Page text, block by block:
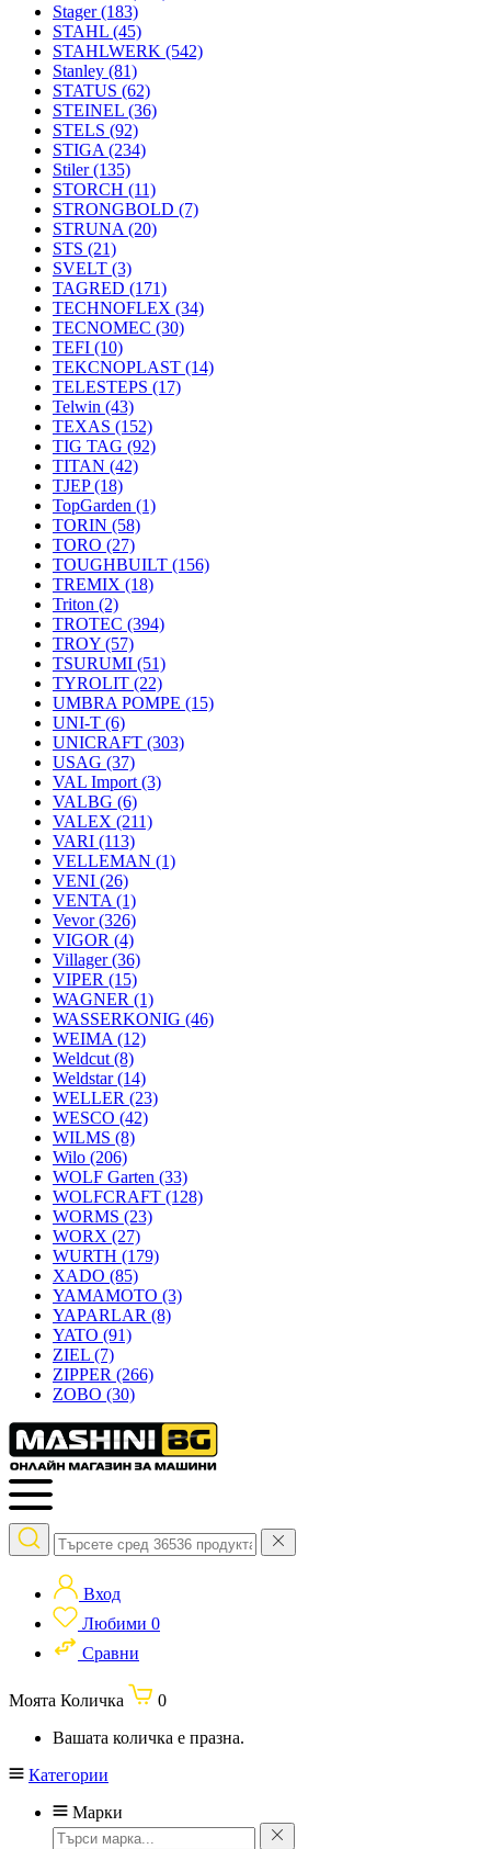
Stager(183)
STAHL (45)
STAHLWERK (542)
Stanley (81)
STATUS (62)
STEINEL (36)
STELS (92)
STIGA (234)
Stiler(135)
STORCH (11)
STRONGBOLD (7)
STRUNA (20)
STS (21)
SVELT (3)
TAGRED (171)
TECHNOFLEX (34)
TECNOMEC (30)
TEFI (10)
TEKCNOPLAST (14)
TELESTEPS (17)
Telwin (43)
TEXAS (152)
TIG TAG (92)
TITAN (42)
TJEP(18)
TopGarden (1)
TORIN (58)
TORO (27)
TOUGHBUILT (156)
TREMIX (18)
Triton (2)
TROTEC (394)
TROY (57)
TSURUMI (51)
TYROLIT (22)
UMBRA POMPE (15)
UNI-T (6)
UNICRAFT (303)
USAG (37)
VAL Import (3)
VALBG (6)
VALEX (211)
VARI (113)
VELLEMAN (1)
VENI (26)
VENTA (1)
Vevor(326)
VIGOR (4)
Villager(36)
VIPER (15)
WAGNER (1)
WASSERKONIG (46)
WEIMA (12)
Weldcut (8)
Weldstar(14)
WELLER (23)
WESCO (42)
WILMS (8)
Wilo (206)
WOLF Garten (33)
WOLFCRAFT (128)
WORMS (23)
WORX (27)
WURTH (179)
XADO (85)
YAMAMOTO (3)
YAPARLAR (8)
YATO (91)
ZIEL (7)
ZIPPER (266)
ZOBO (30)
Вход
Любими 0
Сравни
Моята Количка
0
Вашата количка е празна.
Категории
Марки